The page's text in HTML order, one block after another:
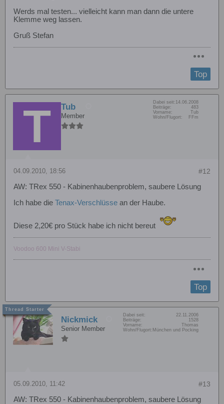
Werds mal testen... vielleicht kann man dann die untere
Klemme weg lassen.
Gruß Stefan
Top
Tub
Member
Dabei seit: 14.06.2008
Beiträge:
483
Vorname:
Tub
Wohn/Flugort:
FFm
#12
04.09.2010, 18:56
AW: TRex 550 - Kabinenhaubenproblem, saubere Lösung
Ich habe die Tenax-Verschlüsse an der Haube.
Diese 2,20€ pro Stück habe ich nicht bereut
Voodoo 600 Mini V-Stabi
Top
Nickmick
Senior Member
Dabei seit:
22.11.2006
Beiträge:
1528
Vorname:
Thomas
Wohn/Flugort: München und Pocking
#13
05.09.2010, 11:42
AW: TRex 550 - Kabinenhaubenproblem, saubere Lösung